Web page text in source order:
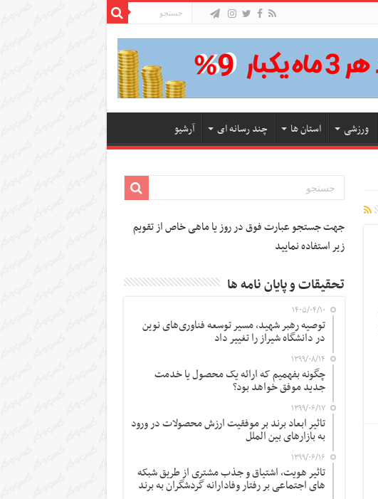
ورزشی استان ها چند رسانه ای آرشیو
جهت جستجو عبارت فوق در روز یا ماهی خاص از تقویم
زیر استفاده نمایید
تحقیقات و پایان نامه ها
۱۴۰۵/۰۴/۱۰
توصیه رهبر شهید، مسیر توسعه فناوری‌های نوین
در دانشگاه شیراز را تغییر داد
۱۳۹۹/۰۸/۱۴
چگونه بفهمیم که ارائه یک محصول یا خدمت
جدید موفق خواهد بود؟
۱۳۹۹/۰۶/۱۷
تاثیر ابعاد برند بر موفقیت ارزش محصولات در ورود
به بازارهای بین الملل
۱۳۹۹/۰۶/۱۶
تاثیر هویت، اشتیاق و جذب مشتری از طریق شبکه
های اجتماعی بر رفتار وفادارانه گردشگران به برند